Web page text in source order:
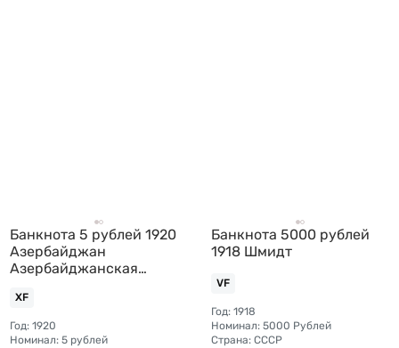
Банкнота 5 рублей 1920
Азербайджан
Азербайджанская
XF
Год: 1920
Номинал: 5 рублей
Банкнота 5000 рублей
1918 Шмидт
VF
Год: 1918
Номинал: 5000 Рублей
Страна: СССР